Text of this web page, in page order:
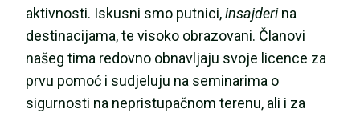
aktivnosti. Iskusni smo putnici,insajderina
destinacijama, te visoko obrazovani. Članovi
našeg tima redovno obnavljaju svoje licence za
prvu pomoć i sudjeluju na seminarima o
sigurnosti na nepristupačnom terenu, ali i za